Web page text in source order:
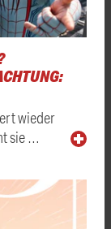
wieder
sie …